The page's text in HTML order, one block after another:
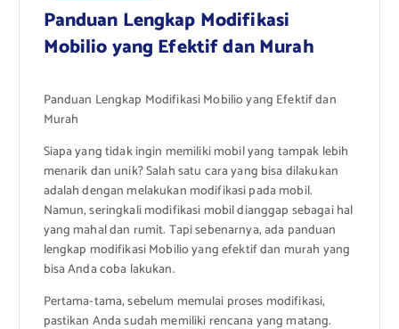
Panduan Lengkap Modifikasi
Mobilio yang Efektif dan Murah
Panduan Lengkap Modifikasi Mobilio yang Efektif dan
Murah
Siapa yang tidak ingin memiliki mobil yang tampak lebih
menarik dan unik? Salah satu cara yang bisa dilakukan
adalah dengan melakukan modifikasi pada mobil.
Namun, seringkali modifikasi mobil dianggap sebagai hal
yang mahal dan rumit. Tapi sebenarnya, ada panduan
lengkap modifikasi Mobilio yang efektif dan murah yang
bisa Anda coba lakukan.
Pertama-tama, sebelum memulai proses modifikasi,
pastikan Anda sudah memiliki rencana yang matang.